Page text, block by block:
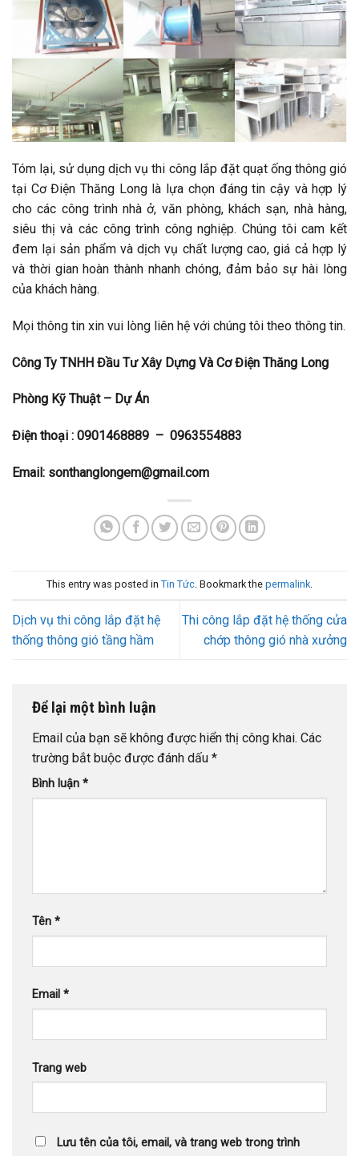
Tóm lại, sử dụng dịch vụ thi công lắp đặt quạt ống thông gió
tại Cơ Điện Thăng Long là lựa chọn đáng tin cậy và hợp lý
cho các công trình nhà ở, văn phòng, khách sạn, nhà hàng,
siêu thị và các công trình công nghiệp. Chúng tôi cam kết
đem lại sản phẩm và dịch vụ chất lượng cao, giá cả hợp lý
và thời gian hoàn thành nhanh chóng, đảm bảo sự hài lòng
của khách hàng.
Mọi thông tin xin vui lòng liên hệ với chúng tôi theo thông tin.
Công Ty TNHH Đầu Tư Xây Dựng Và Cơ Điện Thăng Long
Phòng Kỹ Thuật – Dự Án
Điện thoại : 0901468889 – 0963554883
Email: sonthanglongem@gmail.com
This entry was posted in Tin Tức. Bookmark the permalink.
Dịch vụ thi công lắp đặt hệ
thống thông gió tầng hầm
Thi công lắp đặt hệ thống cửa
chớp thông gió nhà xưởng
Để lại một bình luận
Email của bạn sẽ không được hiển thị công khai. Các
trường bắt buộc được đánh dấu *
Bình luận *
Tên *
Email *
Trang web
Lưu tên của tôi, email, và trang web trong trình